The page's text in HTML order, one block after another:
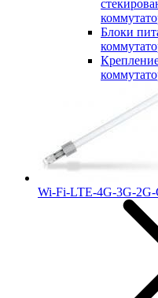
Блоки
Wi-Fi-LTE-4G-3G-